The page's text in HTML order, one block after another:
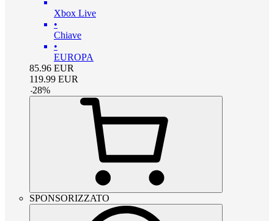
Xbox Live
•
Chiave
•
EUROPA
85.96 EUR
119.99 EUR
-28%
SPONSORIZZATO